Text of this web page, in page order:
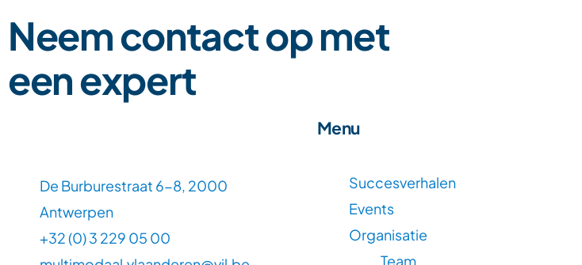
Neem contact op met
een expert
De Burburestraat 6-8, 2000
Antwerpen
+32 (0) 3 229 05 00
Menu
Succesverhalen
Events
Organisatie
Team